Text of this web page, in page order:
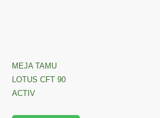
MEJA TAMU
LOTUS CFT 90
ACTIV